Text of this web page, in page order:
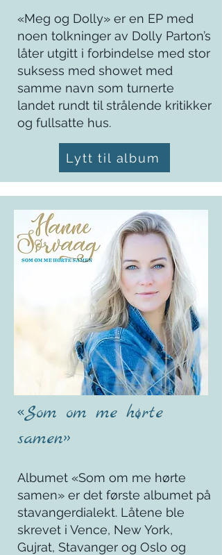
«Meg og Dolly» er en EP med
noen tolkninger av Dolly Parton’s
låter utgitt i forbindelse med stor
suksess med showet med
samme navn som turnerte
landet rundt til strålende kritikker
og fullsatte hus.
Lytt til album
«Som om me hørte
samen»
Albumet «Som om me hørte
samen» er det første albumet på
stavangerdialekt. Låtene ble
skrevet i Vence, New York,
Gujrat, Stavanger og Oslo og